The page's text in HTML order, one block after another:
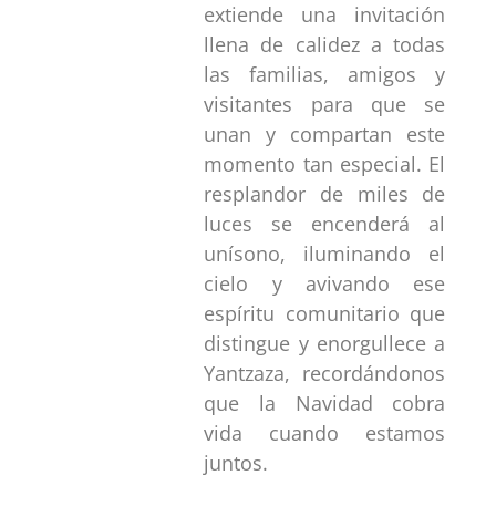
extiende una invitación
llena de calidez a todas
las familias, amigos y
visitantes para que se
unan y compartan este
momento tan especial. El
resplandor de miles de
luces se encenderá al
unísono, iluminando el
cielo y avivando ese
espíritu comunitario que
distingue y enorgullece a
Yantzaza, recordándonos
que la Navidad cobra
vida cuando estamos
juntos.